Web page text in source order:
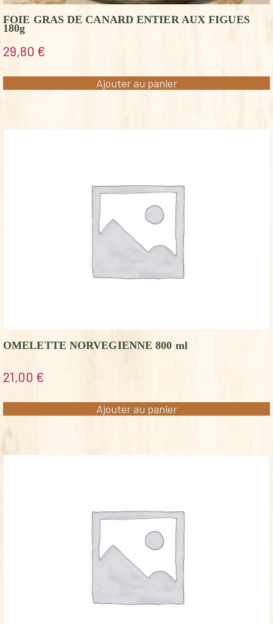
FOIE GRAS DE CANARD ENTIER AUX FIGUES
180g
29,80 €
Ajouter au panier
OMELETTE NORVEGIENNE 800 ml
21,00 €
Ajouter au panier